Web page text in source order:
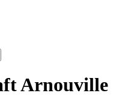
Arnouville